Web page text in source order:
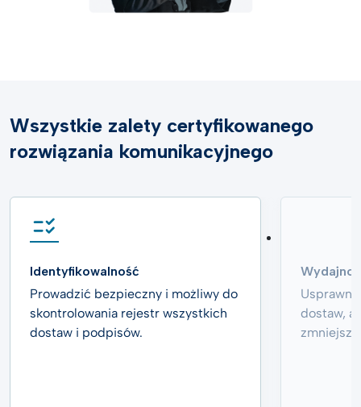
Wszystkie zalety certyfikowanego
rozwiązania komunikacyjnego
Identyfikowalność
Prowadzić bezpieczny i możliwy do
skontrolowania rejestr wszystkich
dostaw i podpisów.
dostaw,